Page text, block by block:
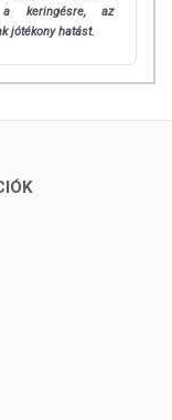
a keringésre, az
jótékony hatást.